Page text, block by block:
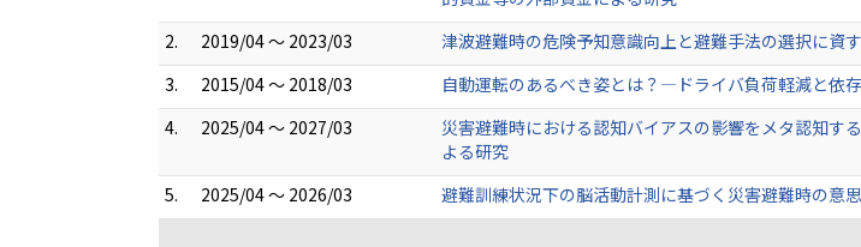
2.
2019/04 ～ 2023/03
津波避難時の危険予知意識向上と避難手法の選択に資
3.
2015/04 ～ 2018/03
自動運転のあるべき姿とは？―ドライバ負荷軽減と依
4.
2025/04 ～ 2027/03
災害避難時における認知バイアスの影響をメタ認知す
よる研究
5.
2025/04 ～ 2026/03
避難訓練状況下の脳活動計測に基づく災害避難時の意